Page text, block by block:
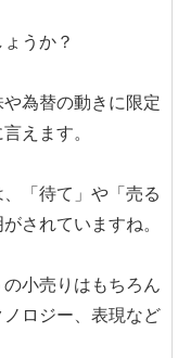
うか？
為替の動きに限定
えます。
「待て」や「売る
されていますね。
小売りはもちろん
ロジー、表現など